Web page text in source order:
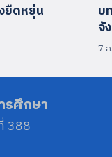
ยืดหยุ่น
บ
จั
7
รศึกษา
388